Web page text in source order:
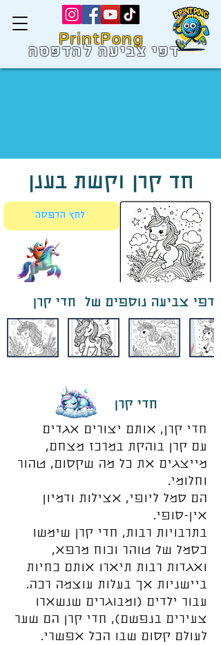
PrintPong
דפי צביעה להדפסה
חד קרן וקשת בענן
לחץ הדפסה
דפי צביעה נוספים של חדי קרן
חדי קרן
חדי קרן, אותם יצורים אגדים
עם קרן בוהקת במרכז מצחם,
מייצגים את כל מה שקסום, טהור
וחלומי.
הם סמל ליופי, אצילות ודמיון
אין-סופי.
בתרבויות רבות, חדי קרן שימשו
כסמל של טוהר וכוח מרפא,
ואגדות רבות תיארו אותם כחיות
ביישניות אך בעלות עוצמה רכה.
עבור ילדים (ומבוגרים שנשארו
צעירים בנפשם), חדי קרן הם שער
לעולם קסום שבו הכל אפשרי.